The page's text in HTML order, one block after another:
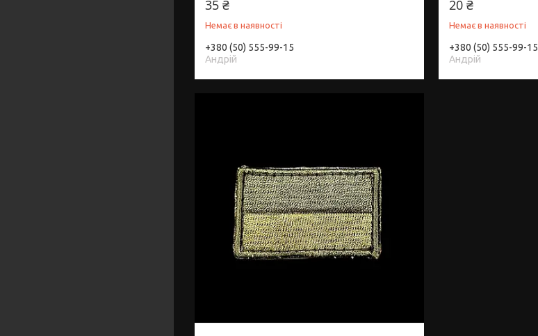
35 ₴
Немає в наявності
+380 (50) 555-99-15
Андрій
20 ₴
Немає в наявності
+380 (50) 555-99-15
Андрій